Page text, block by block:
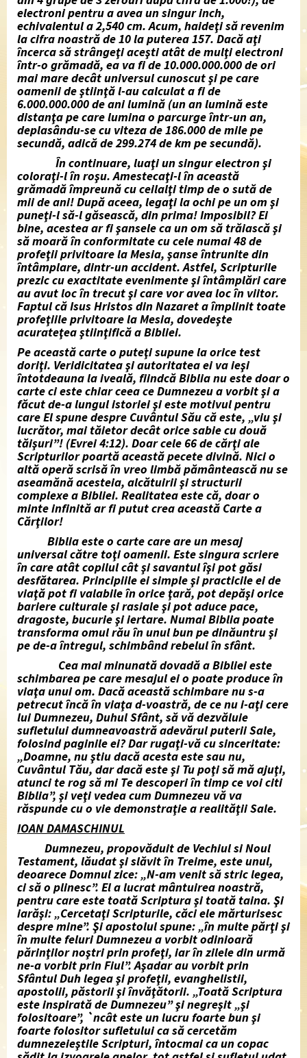
electroni pentru a avea un singur inch,
echivalentul a 2,540 cm. Acum, haideţi să revenim
la cifra noastră de 10 la puterea 157. Dacă aţi
încerca să strângeţi aceşti atât de mulţi electroni
într-o grămadă, ea va fi de 10.000.000.000 de ori
mai mare decât universul cunoscut şi pe care
oamenii de ştiinţă l-au calculat a fi de
6.000.000.000 de ani lumină (un an lumină este
distanţa pe care lumina o parcurge într-un an,
deplasându-se cu viteza de 186.000 de mile pe
secundă, adică de 299.274 de km pe secundă).
În continuare, luaţi un singur electron şi
coloraţi-l în roşu. Amestecaţi-l în această
grămadă împreună cu ceilalţi timp de o sută de
mii de ani! După aceea, legaţi la ochi pe un om şi
puneţi-l să-l găsească, din prima! Imposibil? Ei
bine, acestea ar fi şansele ca un om să trăiască şi
să moară în conformitate cu cele numai 48 de
profeţii privitoare la Mesia, şanse întrunite din
întâmplare, dintr-un accident. Astfel, Scripturile
prezic cu exactitate evenimente şi întâmplări care
au avut loc în trecut şi care vor avea loc în viitor.
Faptul că Isus Hristos din Nazaret a împlinit toate
profeţiile privitoare la Mesia, dovedeşte
acurateţea ştiinţifică a Bibliei.
Pe această carte o puteţi supune la orice test
doriţi. Veridicitatea şi autoritatea ei va ieşi
întotdeauna la iveală, fiindcă Biblia nu este doar o
carteci este chiarceea ce Dumnezeu a vorbit şi a
făcut de-a lungul istoriei şi este motivul pentru
care El spune despre Cuvântul Său că este, „viu şi
lucrător, mai tăietor decât orice sabie cu două
tăişuri”! (Evrei 4:12). Doar cele 66 de cărţi ale
Scripturilor poartă această pecete divină. Nici o
altă operă scrisă în vreo limbă pământească nu se
aseamănă acesteia, alcătuirii şi structurii
complexe a Bibliei. Realitatea este că, doar o
minte infinită ar fi putut crea această Carte a
Cărţilor!
Biblia este o carte care are un mesaj
universal către toţi oamenii. Este singura scriere
în care atât copilul cât şi savantul îşi pot găsi
desfătarea. Principiile ei simple şi practicile ei de
viaţă pot fi valabile în orice ţară, pot depăşi orice
bariere culturale şi rasiale şi pot aduce pace,
dragoste, bucurie şi iertare. Numai Biblia poate
transforma omul rău în unul bun pe dinăuntru şi
pe de-a întregul, schimbând rebelul în sfânt.
Cea mai minunată dovadă a Bibliei este
schimbarea pe care mesajul ei o poate produce în
viaţa unui om. Dacă această schimbare nu s-a
petrecut încă în viaţa d-voastră, de ce nu i-aţi cere
lui Dumnezeu, Duhul Sfânt, să vă dezvăluie
sufletului dumneavoastră adevărul puterii Sale,
folosind paginile ei? Dar rugaţi-vă cu sinceritate:
„Doamne, nu ştiu dacă acesta este sau nu,
Cuvântul Tău, dar dacă este şi Tu poţi să mă ajuţi,
atunci te rog să mi Te descoperi în timp ce voi citi
Biblia”, şi veţi vedea cum Dumnezeu vă va
răspunde cu o vie demonstraţie a realităţii Sale.
IOAN DAMASCHINUL
Dumnezeu, propovăduit de Vechiul si Noul
Testament, lăudat şislăvit în Treime, este unul,
deoarece Domnul zice: „N-am venit să striclegea,
ci să o plinesc”. El a lucrat mântuirea noastră,
pentru care este toată Scriptura şi toată taina. Şi
iarăşi: „Cercetaţi Scripturile, căci elemărturisesc
despre mine”. Şi apostolul spune: „în multe părţi şi
în multe feluri Dumnezeu a vorbit odinioară
părinţilor noştri prin profeţi, iar în zilele din urmă
ne-a vorbit prin Fiul”. Aşadar au vorbit prin
Sfântul Duh legea şi profeţii, evanghelistii,
apostolii, păstorii şi învăţătorii. „Toată Scriptura
este inspirată de Dumnezeu” şi negreşit „şi
folositoare”, `ncât este un lucru foarte bun şi
foarte folositor sufletului ca să cercetăm
dumnezeieştile Scripturi, întocmai ca un copac